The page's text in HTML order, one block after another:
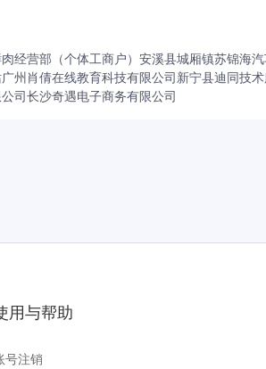
经营部（个体工商户） 安溪县城厢镇苏锦海
广州肖倩在线教育科技有限公司新宁县迪同技
司长沙奇遇电子商务有限公司
用与帮助
号注销